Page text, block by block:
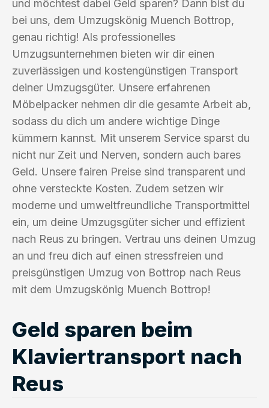
und möchtest dabei Geld sparen? Dann bist du
bei uns, dem Umzugskönig Muench Bottrop,
genau richtig! Als professionelles
Umzugsunternehmen bieten wir dir einen
zuverlässigen und kostengünstigen Transport
deiner Umzugsgüter. Unsere erfahrenen
Möbelpacker nehmen dir die gesamte Arbeit ab,
sodass du dich um andere wichtige Dinge
kümmern kannst. Mit unserem Service sparst du
nicht nur Zeit und Nerven, sondern auch bares
Geld. Unsere fairen Preise sind transparent und
ohne versteckte Kosten. Zudem setzen wir
moderne und umweltfreundliche Transportmittel
ein, um deine Umzugsgüter sicher und effizient
nach Reus zu bringen. Vertrau uns deinen Umzug
an und freu dich auf einen stressfreien und
preisgünstigen Umzug von Bottrop nach Reus
mit dem Umzugskönig Muench Bottrop!
Geld sparen beim
Klaviertransport nach
Reus